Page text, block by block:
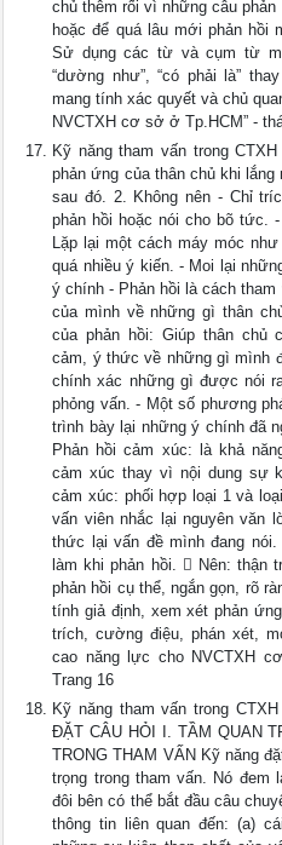
chủ thêm rối vì những câu
hoặc để quá lâu mới phản
Sử dụng các từ và cụm từ
“dường như”, “có phải là”
mang tính xác quyết và chủ
NVCTXH cơ sở ở Tp.HCM” -
Kỹ năng tham vấn trong
phản ứng của thân chủ khi lắng
sau đó. 2. Không nên - Chỉ
phản hồi hoặc nói cho bõ tức.
Lặp lại một cách máy móc
quá nhiều ý kiến. - Moi lại
ý chính - Phản hồi là cách
của mình về những gì thân
của phản hồi: Giúp thân chủ
cảm, ý thức về những gì mình
chính xác những gì được nói
phỏng vấn. - Một số phương
trình bày lại những ý chính đã
Phản hồi cảm xúc: là khả
cảm xúc thay vì nội dung sự
cảm xúc: phối hợp loại 1 và
vấn viên nhắc lại nguyên văn
thức lại vấn đề mình đang
làm khi phản hồi.  Nên: thận
phản hồi cụ thể, ngắn gọn, rõ
tính giả định, xem xét phản
trích, cường điệu, phán xét,
cao năng lực cho NVCTXH
Trang 16
Kỹ năng tham vấn trong
ĐẶT CÂU HỎI I. TẦM QUAN
TRONG THAM VẤN Kỹ năng
trọng trong tham vấn. Nó
đôi bên có thể bắt đầu câu
thông tin liên quan đến: (a)